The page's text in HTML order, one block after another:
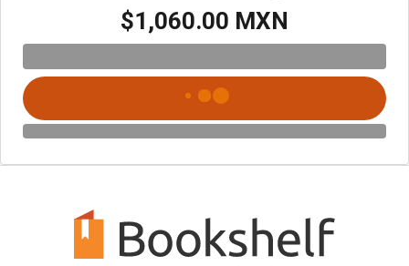
$1,060.00 MXN